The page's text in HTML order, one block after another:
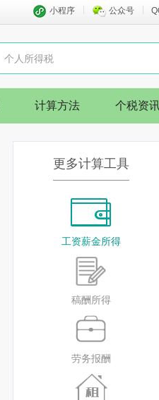
小程序 公众号
计算方法 个税资
更多计算工具
工资薪金所得
稿酬所得
劳务报酬